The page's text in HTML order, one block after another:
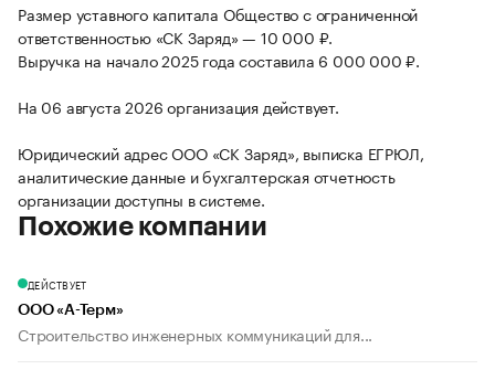
Размер уставного капитала Общество с ограниченной
ответственностью «СК Заряд» — 10 000 ₽.
Выручка на начало 2025 года составила 6 000 000 ₽.
На 06 августа 2026 организация действует.
Юридический адрес ООО «СК Заряд», выписка ЕГРЮЛ,
аналитические данные и бухгалтерская отчетность
организации доступны в системе.
Похожие компании
ДЕЙСТВУЕТ
ООО «А-Терм»
Строительство инженерных коммуникаций для...